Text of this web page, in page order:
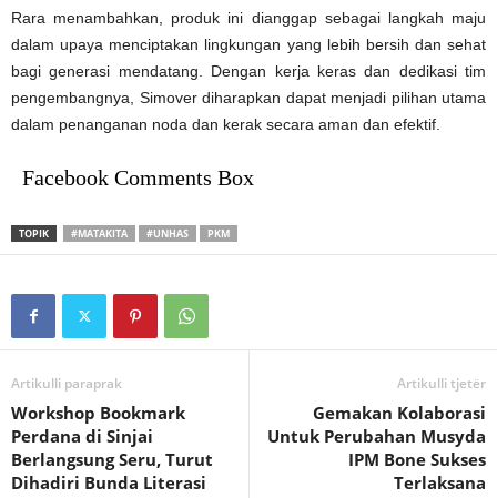
Rara menambahkan, produk ini dianggap sebagai langkah maju
dalam upaya menciptakan lingkungan yang lebih bersih dan sehat
bagi generasi mendatang. Dengan kerja keras dan dedikasi tim
pengembangnya, Simover diharapkan dapat menjadi pilihan utama
dalam penanganan noda dan kerak secara aman dan efektif.
Facebook Comments Box
TOPIK #MATAKITA #UNHAS PKM
Artikulli paraprak
Workshop Bookmark
Perdana di Sinjai
Berlangsung Seru, Turut
Dihadiri Bunda Literasi
Artikulli tjetër
Gemakan Kolaborasi
Untuk Perubahan Musyda
IPM Bone Sukses
Terlaksana